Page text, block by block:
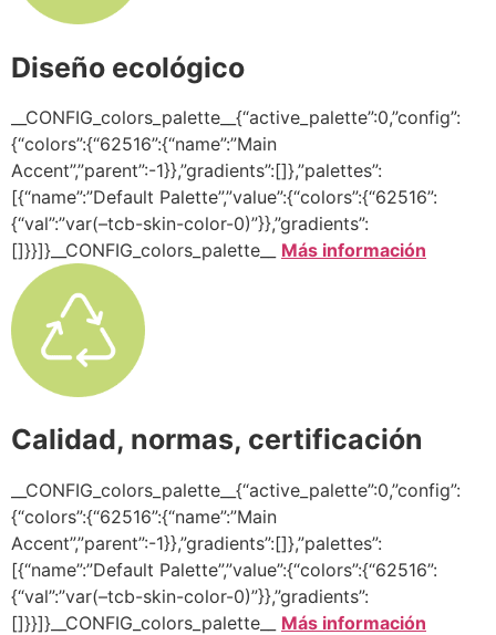
Diseño ecológico
__CONFIG_colors_palette__{“active_palette”:0,”config”:
{“colors”:{“62516”:{“name”:”Main
Accent”,”parent”:-1}},”gradients”:[]},”palettes”:
[{“name”:”Default Palette”,”value”:{“colors”:{“62516”:
{“val”:”var(–tcb-skin-color-0)”}},”gradients”:
[]}}]}__CONFIG_colors_palette__ Más información
Calidad, normas, certificación
__CONFIG_colors_palette__{“active_palette”:0,”config”:
{“colors”:{“62516”:{“name”:”Main
Accent”,”parent”:-1}},”gradients”:[]},”palettes”:
[{“name”:”Default Palette”,”value”:{“colors”:{“62516”:
{“val”:”var(–tcb-skin-color-0)”}},”gradients”:
[]}}]}__CONFIG_colors_palette__ Más información